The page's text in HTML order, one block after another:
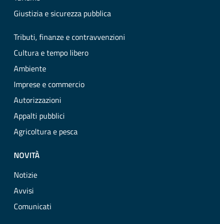
Giustizia e sicurezza pubblica
Tributi, finanze e contravvenzioni
Cultura e tempo libero
Ambiente
Imprese e commercio
Autorizzazioni
Appalti pubblici
Agricoltura e pesca
NOVITÀ
Notizie
Avvisi
Comunicati